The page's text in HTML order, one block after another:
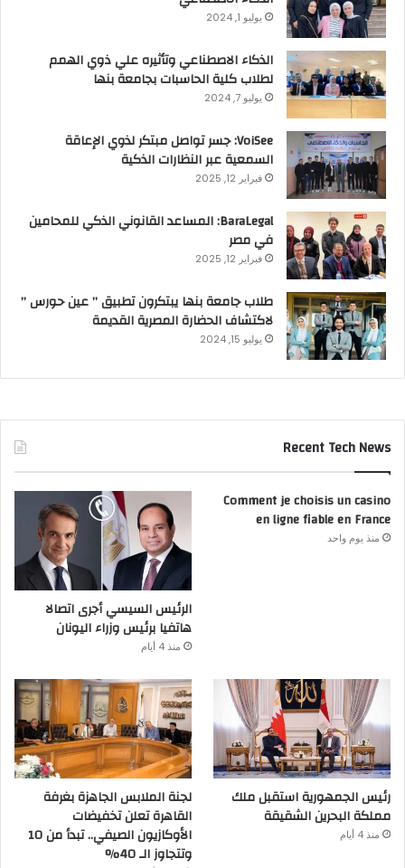
يوليو 1, 2024
الذكاء الاصطناعي وتأثيره علي ذوي الهمم
لطلاب كلية الحاسبات بجامعة بنها
يوليو 7, 2024
VoiSee: جسر تواصل مبتكر لذوي الإعاقة
السمعية عبر النظارات الذكية
فبراير 12, 2025
BaraLegal: المساعد القانوني الذكي للمحامين
في مصر
فبراير 12, 2025
طلاب جامعة بنها يبتكرون تطبيق ” عين حورس ”
لاكتشاف الحضارة المصرية القديمة
يوليو 15, 2024
Recent Tech News
Comment je choisis un casino
en ligne fiable en France
منذ يوم واحد
الرئيس السيسي أجرى اتصالا
هاتفيا برئيس وزراء اليونان
منذ 4 أيام
رئيس الجمهورية استقبل ملك
مملكة البحرين الشقيقة
منذ 4 أيام
لجنة الملابس الجاهزة بغرفة
القاهرة تعلن تخفيضات
الأوكازيون الصيفي.. تبدأ من 10
وتتجاوز الـ 40%